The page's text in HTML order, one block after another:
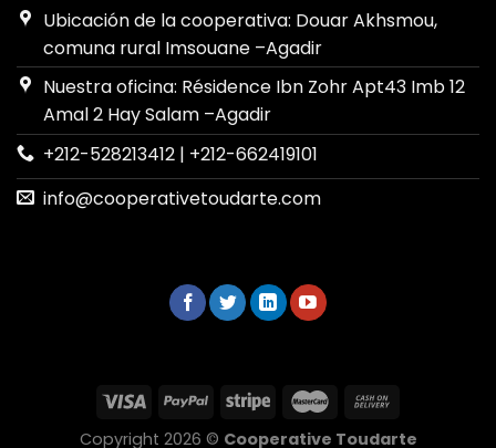
Ubicación de la cooperativa: Douar Akhsmou,
comuna rural Imsouane –Agadir
Nuestra oficina: Résidence Ibn Zohr Apt43 Imb 12
Amal 2 Hay Salam –Agadir
+212-528213412 | +212-662419101
info@cooperativetoudarte.com
Copyright 2026 © Cooperative Toudarte